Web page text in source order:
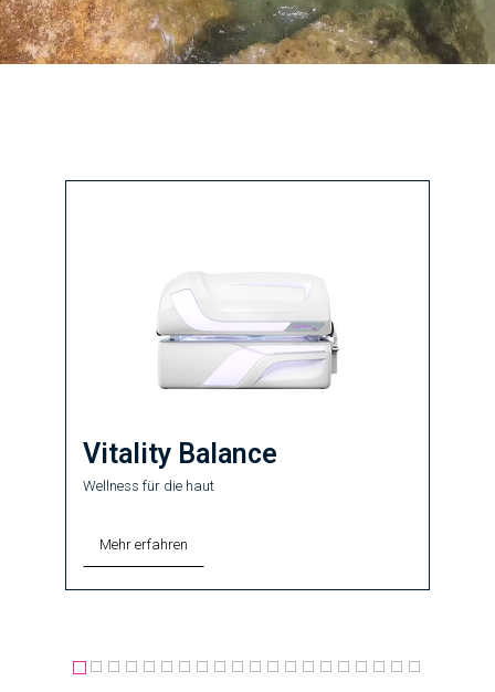
Vitality Balance
Wellness für die haut
Mehr erfahren